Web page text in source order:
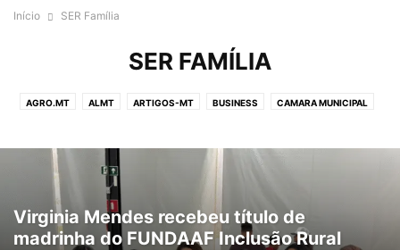
Início SER Família
SER FAMÍLIA
AGRO.MT ALMT ARTIGOS-MT BUSINESS CAMARA MUNICIPAL
MATO GROSSO MT MAIS MUSIC PANTANAL MT SAÚDE
SER FAMÍLIA
Virginia Mendes recebeu título de
madrinha do FUNDAAF Inclusão Rural